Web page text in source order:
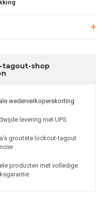
tagout-shop
wederverkoperskorting
levering met UPS
grootste lockout-tagout
producten met volledige